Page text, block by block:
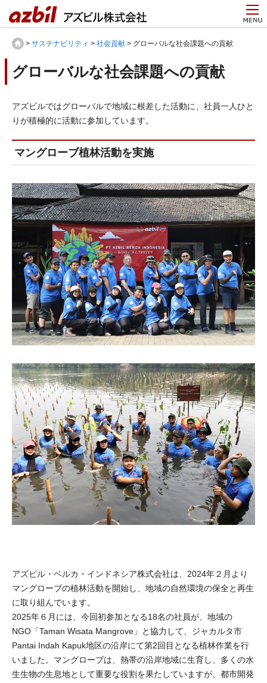
> サステナビリティ > 社会貢献 > グローバルな社会課題への貢献
グローバルな社会課題への貢献
アズビルではグローバルで地域に根差した活動に、社員一人ひと
りが積極的に活動に参加しています。
マングローブ植林活動を実施
アズビル・ベルカ・インドネシア株式会社は、2024年２月より
マングローブの植林活動を開始し、地域の自然環境の保全と再生
に取り組んでいます。
2025年６月には、今回初参加となる18名の社員が、地域の
NGO「Taman Wisata Mangrove」と協力して、ジャカルタ市
Pantai Indah Kapuk地区の沿岸にて第2回目となる植林作業を行
いました。マングローブは、熱帯の沿岸地域に生育し、多くの水
生生物の生息地として重要な役割を果たしていますが、都市開発